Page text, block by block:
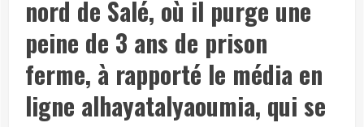
nord de Salé, où il purge une
peine de 3 ans de prison
ferme, à rapporté le média en
ligne alhayatalyaoumia, qui se